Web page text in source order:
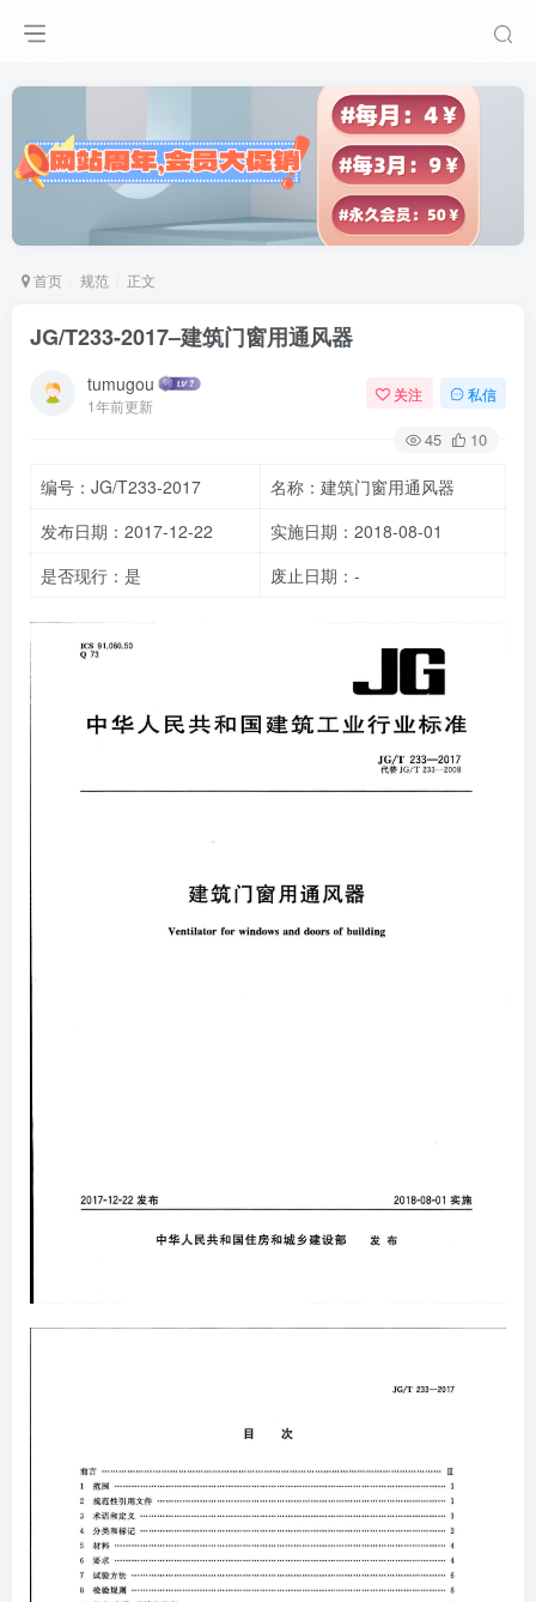
首页 规范 正文
JG/T233-2017–建筑门窗用通风器
tumugou
1年前更新
关注 私信
45 10
编号：JG/T233-2017
名称：建筑门窗用通风器
发布日期：2017-12-22
实施日期：2018-08-01
是否现行：是
废止日期：-